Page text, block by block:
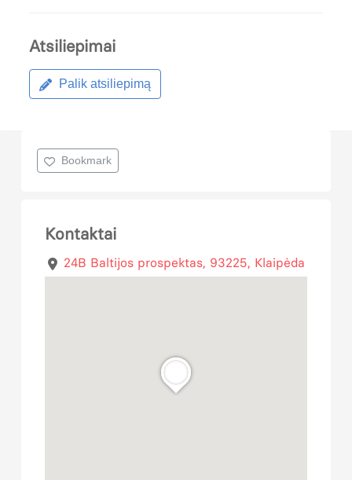
Atsiliepimai
Palik atsiliepimą
Bookmark
Kontaktai
24B Baltijos prospektas, 93225, Klaipėda